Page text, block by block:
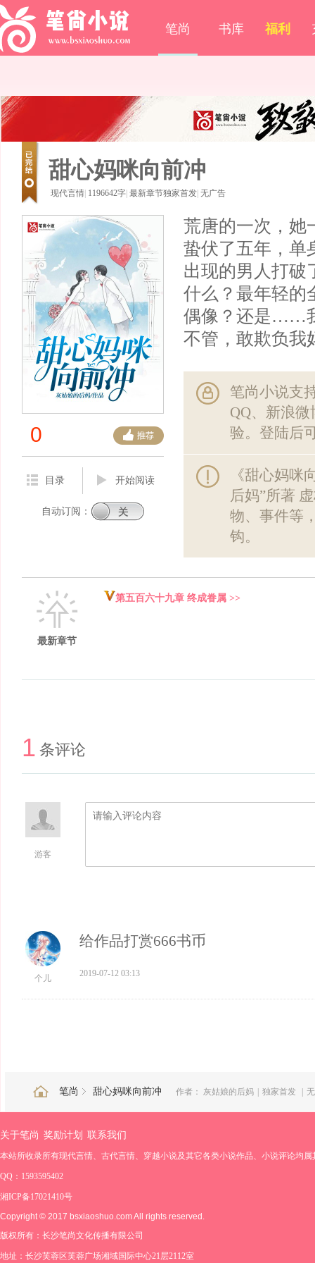
笔尚 书库 福利
甜心妈咪向前冲
现代言情 1196642字 最新章节独家首发 无广告
0
目录 开始阅读
自动订阅：
荒唐的一次，她
蛰伏了五年，单
出现的男人打破
什么？最年轻的
偶像？还是……
不管，敢欺负我
笔尚小说支
QQ、新浪
验。登陆后
《甜心妈咪
后妈”所著
物、事件等
钩。
最新章节
第五百六十九章 终成眷属 >>
1 条评论
游客
个儿
给作品打赏666书币
2019-07-12 03:13
笔尚 甜心妈咪向前冲 作者： 灰姑娘的后妈 | 独家首发 |
关于笔尚 奖励计划 联系我们
本站所收录所有现代言情、古代言情、穿越小说及其它各类小说作品、小说评论均
QQ：1593595402
湘ICP备17021410号
Copyright © 2017 bsxiaoshuo.com All rights reserved.
版权所有：长沙笔尚文化传播有限公司
地址：长沙芙蓉区芙蓉广场湘域国际中心21层2112室